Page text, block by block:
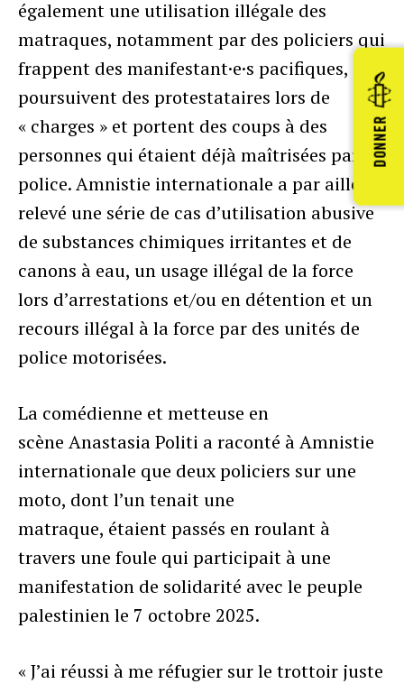
DONNER
également une utilisation illégale des
matraques, notamment par des policiers qui
frappent des manifestant·e·s pacifiques,
poursuivent des protestataires lors de
« charges » et portent des coups à des
personnes qui étaient déjà maîtrisées par la
police. Amnistie internationale a par ailleurs
relevé une série de cas d’utilisation abusive
de substances chimiques irritantes et de
canons à eau, un usage illégal de la force
lors d’arrestations et/ou en détention et un
recours illégal à la force par des unités de
police motorisées.
La comédienne et metteuse en
scène Anastasia Politi a raconté à Amnistie
internationale que deux policiers sur une
moto, dont l’un tenait une
matraque, étaient passés en roulant à
travers une foule qui participait à une
manifestation de solidarité avec le peuple
palestinien le 7 octobre 2025.
« J’ai réussi à me réfugier sur le trottoir juste